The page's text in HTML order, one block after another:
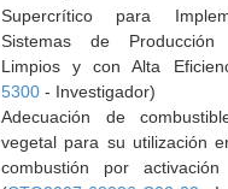
Supercrítico para
Sistemas de
Limpios y con Alta
5300- Investigador)
Adecuación de
vegetal para su utilización
combustión por activación